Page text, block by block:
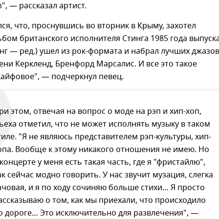
— рассказал артист.
что, проснувшись во вторник в Крыму, захотел
британского исполнителя Стинга 1985 года
— ред.) ушел из рок-формата и набрал лучших
Керкленд, Бренфорд Марсалис. И все это такое
— подчеркнул певец.
этом, отвечая на вопрос о моде на рэп и хип-хоп,
отметил, что не может исполнять музыку в таком
"Я не являюсь представителем рэп-культуры, хип-
Вообще к этому никакого отношения не имею. Но
у меня есть такая часть, где я "фристайлю",
сейчас модно говорить. У нас звучит музация, слегка
и я по ходу сочиняю больше стихи… Я просто
о том, как мы приехали, что происходило
дороге… Это исключительно для развлечения", —